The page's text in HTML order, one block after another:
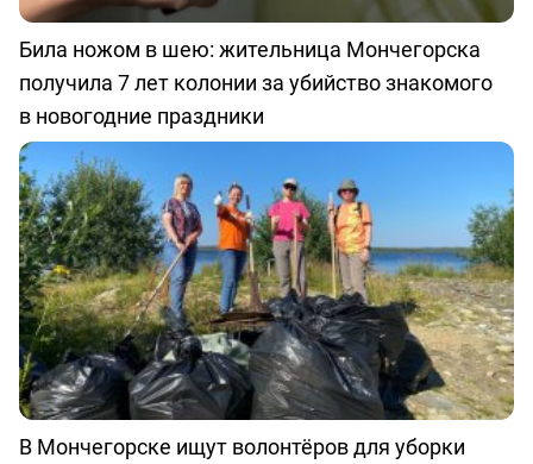
Била ножом в шею: жительница Мончегорска
получила 7 лет колонии за убийство знакомого
в новогодние праздники
В Мончегорске ищут волонтёров для уборки